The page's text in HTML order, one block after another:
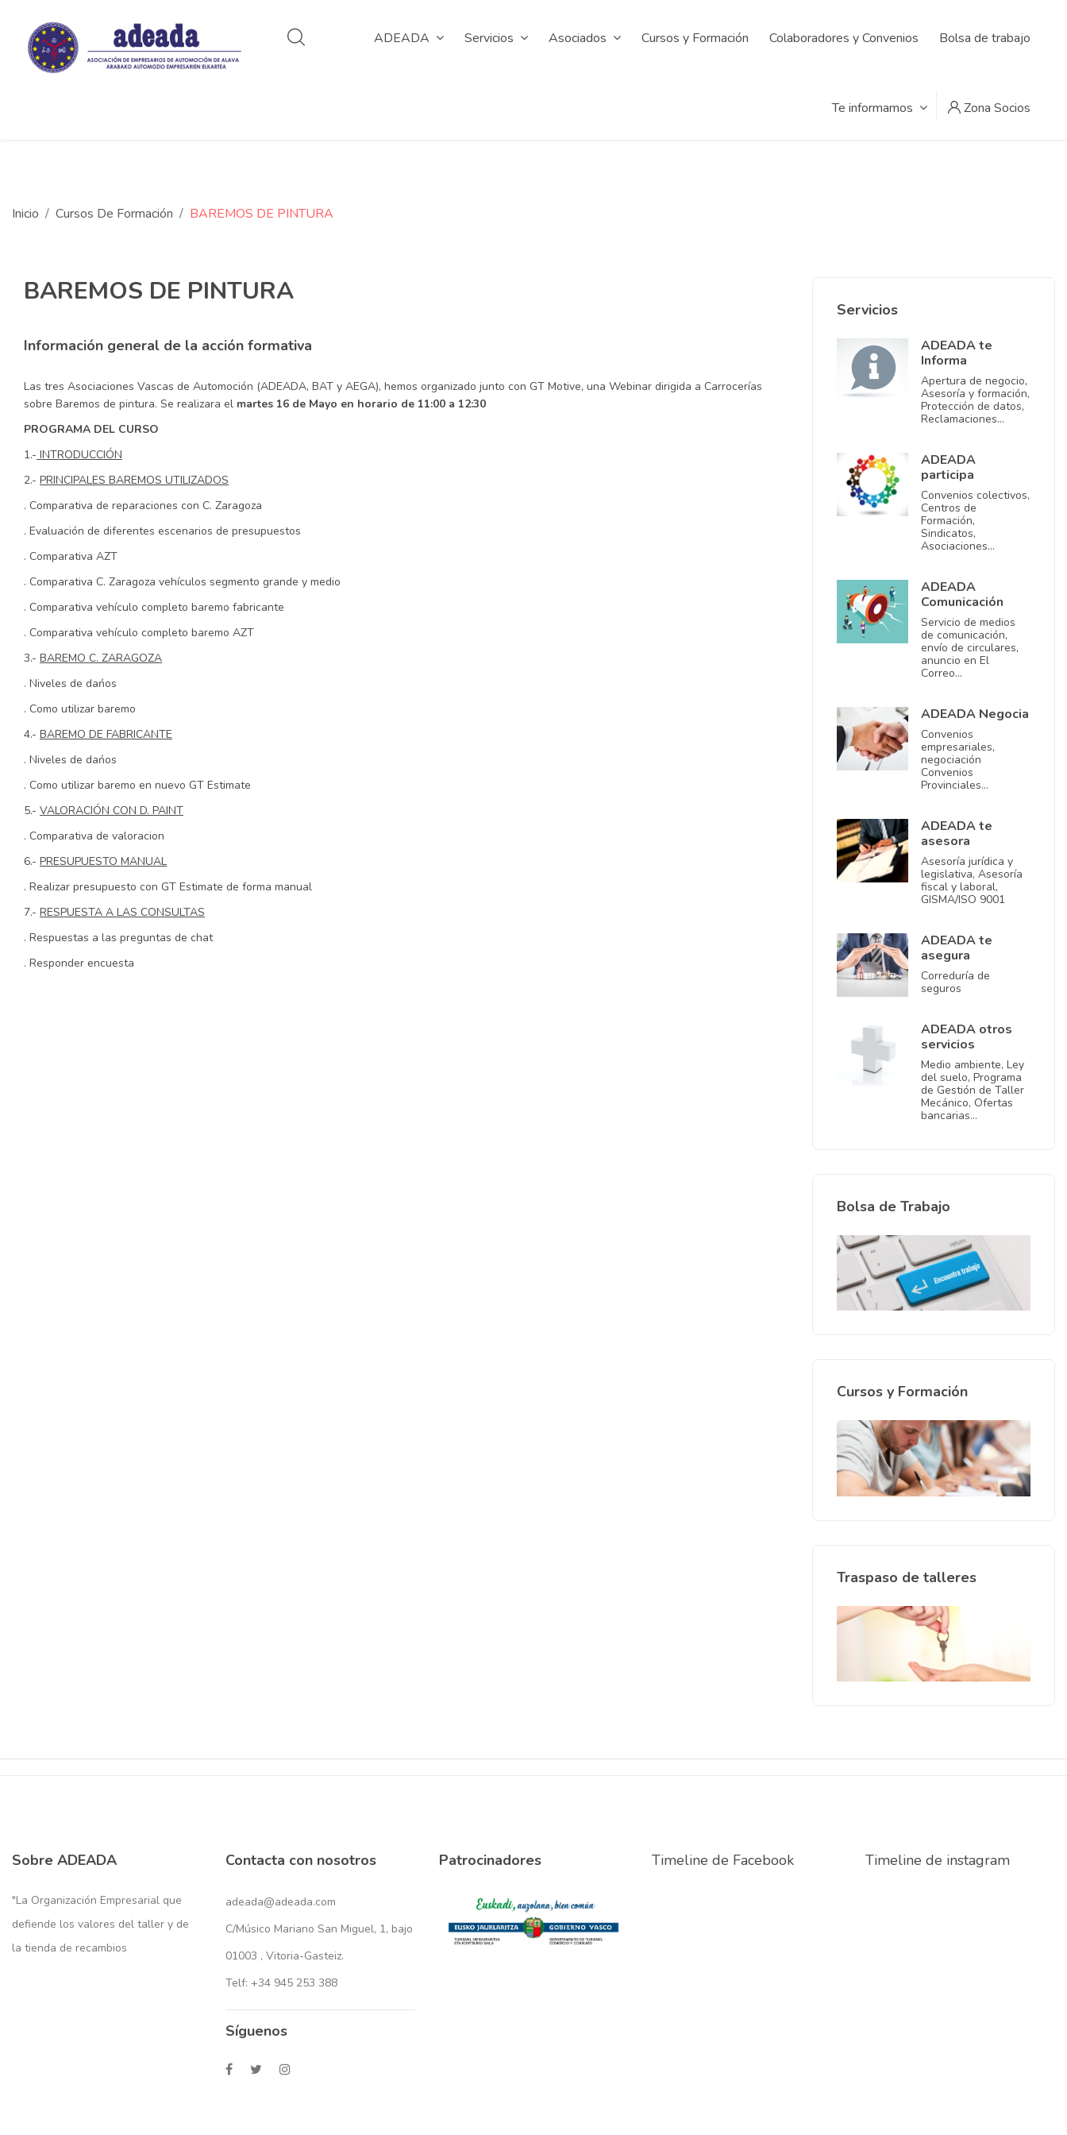
ADEADA Servicios Asociados Cursos y Formación Colaboradores y Convenios Bolsa de trabajo
Te informamos Zona Socios
Inicio Cursos De Formación BAREMOS DE PINTURA
BAREMOS DE PINTURA
Información general de la acción formativa
Las tres Asociaciones Vascas de Automoción (ADEADA, BAT y AEGA), hemos organizado junto con GT Motive, una Webinar dirigida a Carrocerías
sobre Baremos de pintura. Se realizara el martes 16 de Mayo en horario de 11:00 a 12:30
PROGRAMA DEL CURSO
1.- INTRODUCCIÓN
2.- PRINCIPALES BAREMOS UTILIZADOS
. Comparativa de reparaciones con C. Zaragoza
. Evaluación de diferentes escenarios de presupuestos
. Comparativa AZT
. Comparativa C. Zaragoza vehículos segmento grande y medio
. Comparativa vehículo completo baremo fabricante
. Comparativa vehículo completo baremo AZT
3.- BAREMO C. ZARAGOZA
. Niveles de dańos
. Como utilizar baremo
4.- BAREMO DE FABRICANTE
. Niveles de dańos
. Como utilizar baremo en nuevo GT Estimate
5.- VALORACIÓN CON D. PAINT
. Comparativa de valoracion
6.- PRESUPUESTO MANUAL
. Realizar presupuesto con GT Estimate de forma manual
7.- RESPUESTA A LAS CONSULTAS
. Respuestas a las preguntas de chat
. Responder encuesta
Servicios
ADEADA te
Informa
Apertura de negocio,
Asesoría y formación,
Protección de datos,
Reclamaciones…
ADEADA
participa
Convenios colectivos,
Centros de
Formación,
Sindicatos,
Asociaciones…
ADEADA
Comunicación
Servicio de medios
de comunicación,
envío de circulares,
anuncio en El
Correo…
ADEADA Negocia
Convenios
empresariales,
negociación
Convenios
Provinciales…
ADEADA te
asesora
Asesoría jurídica y
legislativa, Asesoría
fiscal y laboral,
GISMA/ISO 9001
ADEADA te
asegura
Correduría de
seguros
ADEADA otros
servicios
Medio ambiente, Ley
del suelo, Programa
de Gestión de Taller
Mecánico, Ofertas
bancarias…
Bolsa de Trabajo
Cursos y Formación
Traspaso de talleres
Sobre ADEADA
"La Organización Empresarial que
defiende los valores del taller y de
la tienda de recambios
Contacta con nosotros
adeada@adeada.com
C/Músico Mariano San Miguel, 1, bajo
01003 , Vitoria-Gasteiz.
Telf: +34 945 253 388
Síguenos
Patrocinadores Timeline de Facebook Timeline de instagram